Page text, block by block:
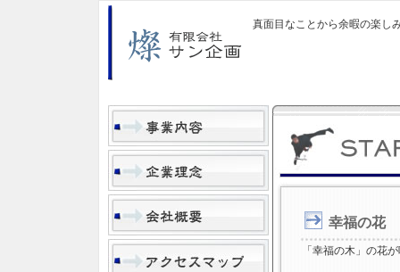
真面目なことから余暇の楽し
幸福の花
「幸福の木」の花